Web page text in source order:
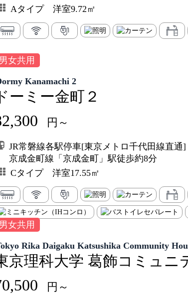
Aタイプ 洋室9.72㎡
女共用
Kanamachi 2
ーミー金町２
円～
JR常磐線各駅停車[東京メトロ千代田線直通
京成金町線「京成金町」駅徒歩約8分
Cタイプ 洋室17.55㎡
女共用
Rika Daigaku Katsushika Community
京理科大学 葛飾コミュニ
円～